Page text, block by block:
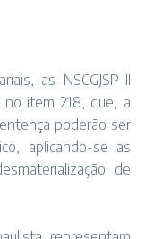
as NSCGJSP-II
item 218, que, a
poderão ser
aplicando-se as
de